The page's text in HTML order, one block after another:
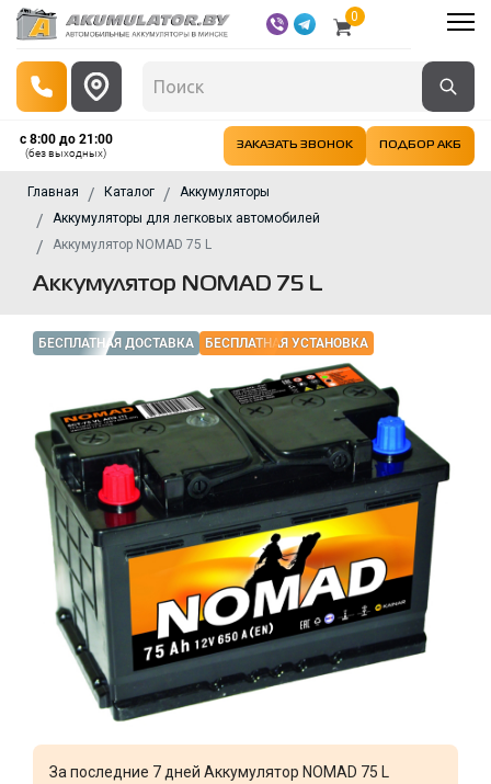
0
с 8:00 до 21:00
(без выходных)
ЗАКАЗАТЬ ЗВОНОК ПОДБОР АКБ
Главная Каталог
Аккумуляторы
Аккумуляторы для легковых автомобилей
Аккумулятор NOMAD 75 L
Аккумулятор NOMAD 75 L
БЕСПЛАТНАЯ ДОСТАВКА БЕСПЛАТНАЯ УСТАНОВКА
За последние 7 дней Аккумулятор NOMAD 75 L